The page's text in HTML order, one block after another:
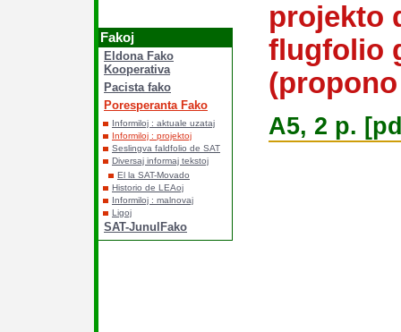
Fakoj
Eldona Fako
Kooperativa
Pacista fako
Poresperanta Fako
Informiloj : aktuale uzataj
Informiloj : projektoj
Seslingva faldfolio de SAT
Diversaj informaj tekstoj
El la SAT-Movado
Historio de LEAoj
Informiloj : malnovaj
Ligoj
SAT-JunulFako
projekto
flugfolio
A5, 2 p.